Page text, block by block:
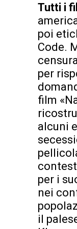
Tutti i
poi
Code.
per
film
alcuni
per i
nei
il